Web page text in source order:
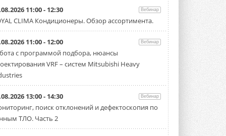
Уже через месяц в России
можно будет устанавливать
солнечные панели в МКД
С 1 сентября снимается запрет на
микрогенерацию в многоквартирных ...
30 ИЮЛЯ 2026
Канальные вентиляторы с ЕС-
прямоугольный канальный ...
30 ИЮЛЯ 2026
11:00 - 12:30 Вебинар
CLIMA Кондиционеры. Обзор ассортимента.
11:00 - 12:00 Вебинар
с программой подбора, нюансы
VRF – систем Mitsubishi Heavy
13:00 - 14:30 Вебинар
поиск отклонений и дефектоскопия по
ТЛО. Часть 2